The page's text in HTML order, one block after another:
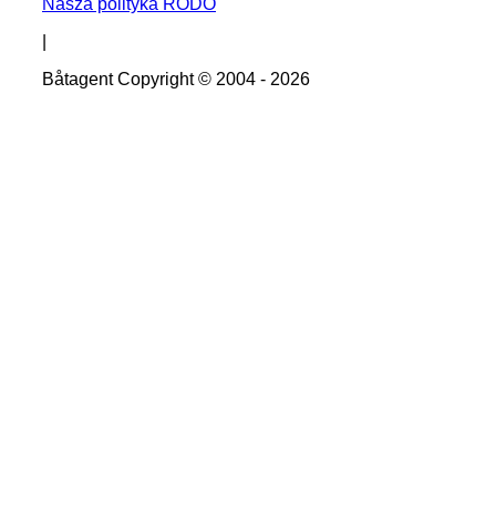
Nasza polityka RODO
Båtagent Copyright © 2004 - 2026